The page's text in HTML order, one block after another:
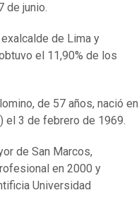
de junio.
de Lima y
el 11,90% de los
de 57 años, nació en
el 3 de febrero de 1969.
de San Marcos,
en 2000 y
Universidad